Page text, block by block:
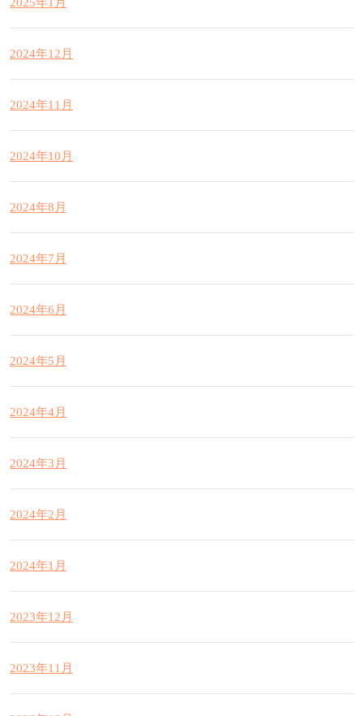
2025年1月
2024年12月
2024年11月
2024年10月
2024年8月
2024年7月
2024年6月
2024年5月
2024年4月
2024年3月
2024年2月
2024年1月
2023年12月
2023年11月